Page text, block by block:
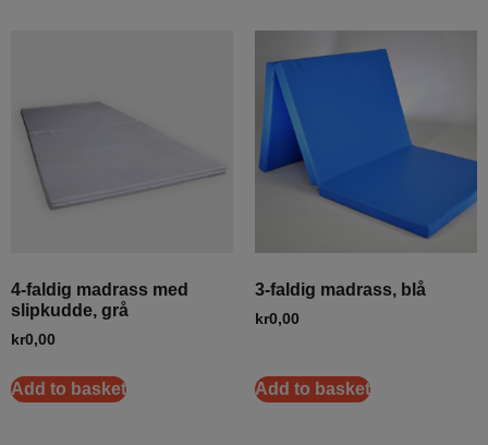
4-faldig madrass med
slipkudde, grå
kr0,00
Add to basket
3-faldig madrass, blå
kr0,00
Add to basket